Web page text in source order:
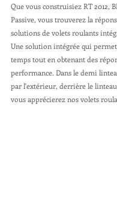
Que vous construisiez RT 2012,
Passive, vous trouverez la
solutions de volets roulants
Une solution intégrée qui
temps tout en obtenant des
performance. Dans le demi
par l'extérieur, derrière le
vous apprécierez nos volets